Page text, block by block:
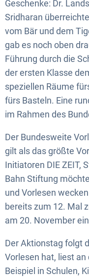
Geschenke: Dr.
Sridharan
vom Bär und dem
gab es noch oben
Führung durch die
der ersten Klasse
speziellen Räume
fürs Basteln. Eine
im Rahmen des
Der Bundesweite
gilt als das größte
Initiatoren DIE ZEIT,
Bahn Stiftung
und Vorlesen
bereits zum 12. Mal
am 20. November
Der Aktionstag folgt
Vorlesen hat, liest
Beispiel in Schulen,